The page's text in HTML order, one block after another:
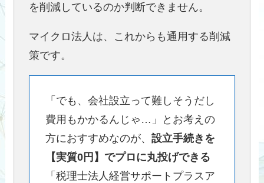
を削減しているのか判断できません。
マイクロ法人は、これからも通用する削減
策です。
「でも、会社設立って難しそうだし
費用もかかるんじゃ…」とお考えの
方におすすめなのが、設立手続きを
【実質0円】でプロに丸投げできる
「税理士法人経営サポートプラスア